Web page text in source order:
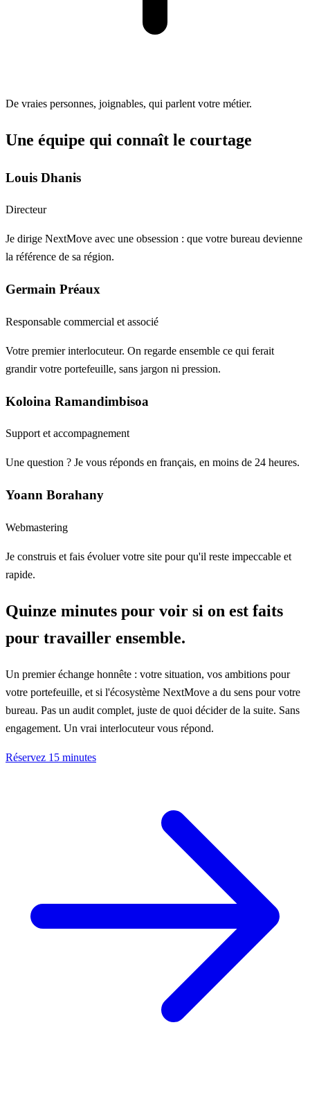
De vraies personnes, joignables, qui parlent votre métier.
Une équipe qui connaît le courtage
Louis Dhanis
Directeur
Je dirige NextMove avec une obsession : que votre bureau devienne
la référence de sa région.
Germain Préaux
Responsable commercial et associé
Votre premier interlocuteur. On regarde ensemble ce qui ferait
grandir votre portefeuille, sans jargon ni pression.
Koloina Ramandimbisoa
Support et accompagnement
Une question ? Je vous réponds en français, en moins de 24 heures.
Yoann Borahany
Webmastering
Je construis et fais évoluer votre site pour qu'il reste impeccable et
rapide.
Quinze minutes pour voir si on est faits
pour travailler ensemble.
Un premier échange honnête : votre situation, vos ambitions pour
votre portefeuille, et si l'écosystème NextMove a du sens pour votre
bureau. Pas un audit complet, juste de quoi décider de la suite. Sans
engagement. Un vrai interlocuteur vous répond.
Réservez 15 minutes